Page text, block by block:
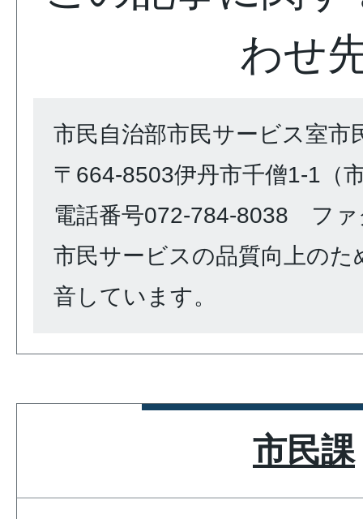
わせ
市民自治部市民サービス室市
〒664-8503伊丹市千僧1-1（
電話番号072-784-8038 ファ
市民サービスの品質向上のた
音しています。
市民課